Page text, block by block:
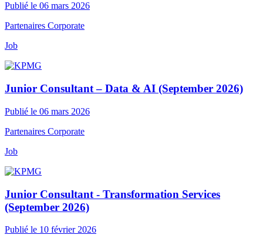
Publié le 06 mars 2026
Partenaires Corporate
Job
Junior Consultant – Data & AI (September 2026)
Publié le 06 mars 2026
Partenaires Corporate
Job
Junior Consultant - Transformation Services
(September 2026)
Publié le 10 février 2026